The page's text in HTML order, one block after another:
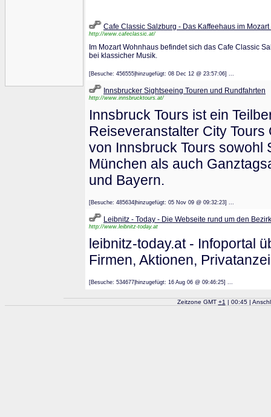
Cafe Classic Salzburg - Das Kaffeehaus im
http://www.cafeclassic.at/
Im Mozart Wohnhaus befindet sich das Cafe Classic
bei klassicher Musik.
[Besuche: 456555|hinzugefügt: 08 Dec 12 @ 23:57:06] ...
Innsbrucker Sightseeing Touren und Rundfahrten
http://www.innsbrucktours.at/
Innsbruck Tours ist ein
Reiseveranstalter City
von Innsbruck Tours sowohl
München als auch
und Bayern.
[Besuche: 485634|hinzugefügt: 05 Nov 09 @ 09:32:23] ...
Leibnitz - Today - Die Webseite rund um den
http://www.leibnitz-today.at
leibnitz-today.at - Infoportal
Firmen, Aktionen,
[Besuche: 534677|hinzugefügt: 16 Aug 06 @ 09:46:25] ...
Zeitzone GMT +1 | 00:45 |